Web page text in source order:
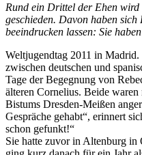
Rund ein Drittel der Ehen
geschieden. Davon haben
beeindrucken lassen: Sie
Weltjugendtag 2011 in
zwischen deutschen und
Tage der Begegnung von
älteren Cornelius. Beide
Bistums Dresden-Meißen
Gespräche gehabt“, erinnert
schon gefunkt!“
Sie hatte zuvor in Altenburg